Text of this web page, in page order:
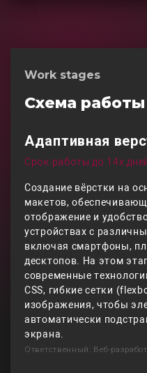
Work stages
Схема работы
Адаптивная
Срок работы до 14х
Создание вёрстки на
макетов,
отображение и
устройствах с
включая смартфоны,
десктопов. На этом
современные
CSS, гибкие сетки
изображения, чтобы
автоматически
экрана.
Ответственный: Веб-